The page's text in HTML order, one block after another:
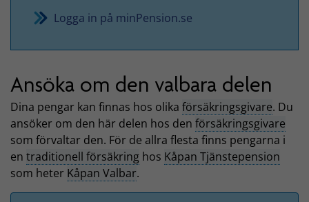
Logga in på minPension.se
Ansöka om den valbara delen
Dina pengar kan finnas hos olika försäkringsgivare. Du
ansöker om den här delen hos den försäkringsgivare
som förvaltar den. För de allra flesta finns pengarna i
en traditionell försäkring hos Kåpan Tjänstepension
som heter Kåpan Valbar.